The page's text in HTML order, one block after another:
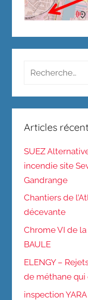
Recherche
:
Articles
SUEZ
incendie site
Gandrange
Chantiers de
décevante
Chrome VI de
BAULE
ELENGY –
de méthane
inspection